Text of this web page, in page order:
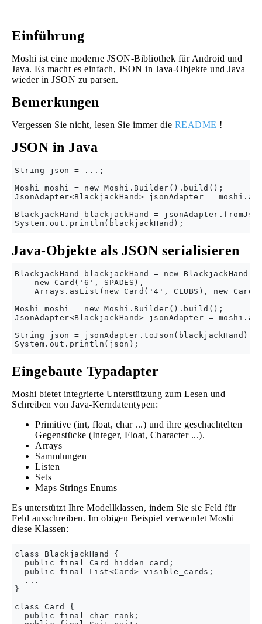
Einführung
Moshi ist eine moderne JSON-Bibliothek für Android und
Java. Es macht es einfach, JSON in Java-Objekte und Java
wieder in JSON zu parsen.
Bemerkungen
Vergessen Sie nicht, lesen Sie immer die README !
JSON in Java
String json = ...;
Moshi moshi = new Moshi.Builder().build();
JsonAdapter<BlackjackHand> jsonAdapter =
BlackjackHand blackjackHand =
Java-Objekte als JSON serialisieren
BlackjackHand blackjackHand = new BlackjackHand(
    new Card('6', SPADES),
Arrays.asList(new Card('4', CLUBS), new
Moshi moshi = new Moshi.Builder().build();
JsonAdapter<BlackjackHand> jsonAdapter =
String json = jsonAdapter.toJson(blackjackHand);
Eingebaute Typadapter
Moshi bietet integrierte Unterstützung zum Lesen und
Schreiben von Java-Kerndatentypen:
Primitive (int, float, char ...) und ihre geschachtelten
Gegenstücke (Integer, Float, Character ...).
Arrays
Sammlungen
Listen
Sets
Maps Strings Enums
Es unterstützt Ihre Modellklassen, indem Sie sie Feld für
Feld ausschreiben. Im obigen Beispiel verwendet Moshi
diese Klassen:
class BlackjackHand {
  public final Card hidden_card;
  public final List<Card> visible_cards;
  ...
}
class Card {
  public final char rank;